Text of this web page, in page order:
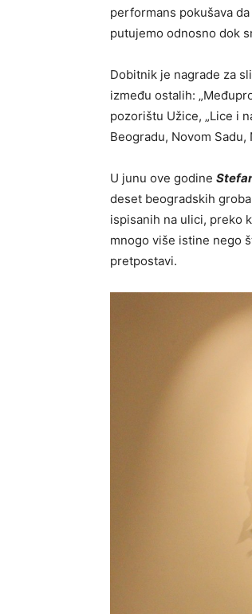
performans pokušava
putujemo odnosno dok
Dobitnik je nagrade za
između ostalih:
pozorištu Užice, „Lice i
Beogradu, Novom
U junu ove godine
deset beogradskih
ispisanih na ulici, preko
mnogo više istine nego
pretpostavi.